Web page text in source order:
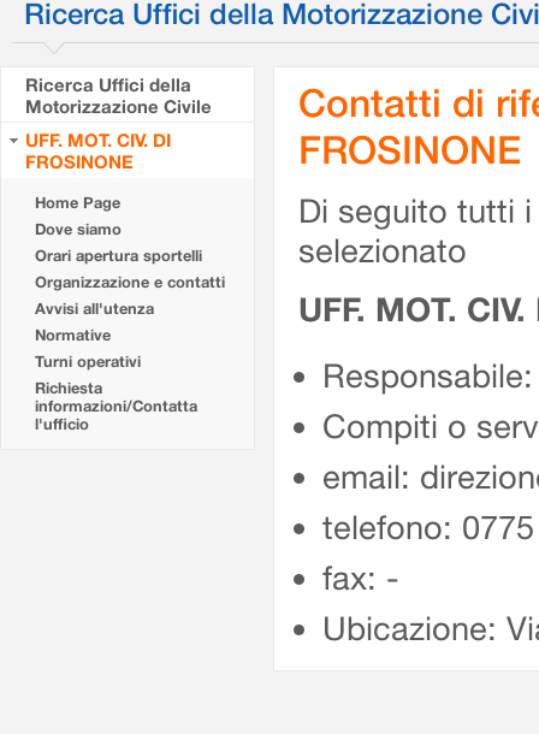
Ricerca Uffici della Motorizzazione
Ricerca Uffici della
Motorizzazione Civile
UFF. MOT. CIV. DI
FROSINONE
Home Page
Dove siamo
Orari apertura sportelli
Organizzazione e contatti
Avvisi all'utenza
Normative
Turni operativi
Richiesta
informazioni/Contatta
l'ufficio
Contatti di
FROSINONE
Di seguito tutti
selezionato
UFF. MOT.
Compiti o
email:
telefono:
fax: -
Ubicazione: